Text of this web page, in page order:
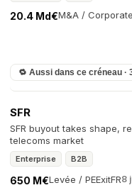
M&A / Corporate
20.4 Md€
🔁 Aussi dans ce créneau ·
SFR
SFR buyout takes shape,
telecoms market
Enterprise B2B
Levée / PE
650 M€ ExitFR8